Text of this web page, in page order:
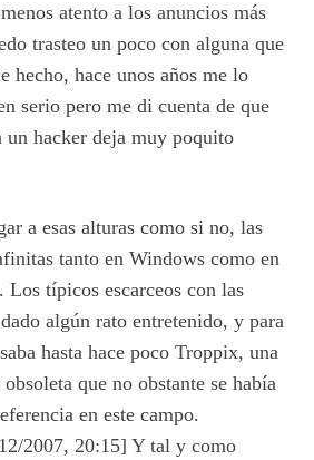
atento a los anuncios más
trasteo un poco con alguna que
hecho, hace unos años me lo
serio pero me di cuenta de que
un hacker deja muy poquito
a esas alturas como si no, las
tanto en Windows como en
típicos escarceos con las
algún rato entretenido, y para
hasta hace poco Troppix, una
que no obstante se había
en este campo.
2007, 20:15] Y tal y como